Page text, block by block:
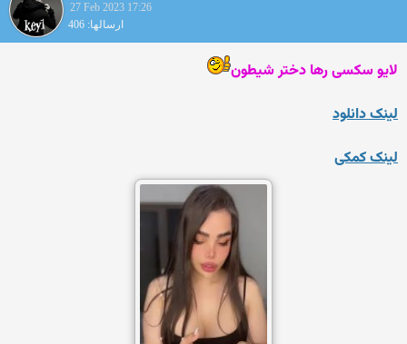
27 Feb 2023 17:26
ارسالها: 406
لایو سکسی رها دختر شیطون
لینک دانلود
لینک کمکی